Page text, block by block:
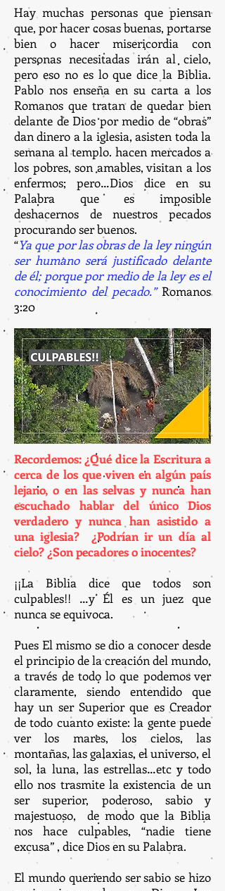
Hay muchas personas que piensan
que, por hacer cosas buenas, portarse
bien o hacer misericordia con
personas necesitadas irán al cielo,
pero eso no es lo que dice la Biblia.
Pablo nos enseña en su carta a los
Romanos que tratan de quedar bien
delante de Dios por medio de “obras”
dan dinero a la iglesia, asisten toda la
semana al templo. hacen mercados a
los pobres, son amables, visitan a los
enfermos; pero…Dios dice en su
Palabra que es imposible
deshacernos de nuestros pecados
procurando ser buenos.
“Ya que por las obras de la ley ningún
ser humano será justificado delante
de él; porque por medio de la ley es el
conocimiento del pecado.” Romanos
3:20
Recordemos: ¿Qué dice la Escritura a
cerca de los que viven en algún país
lejano, o en las selvas y nunca han
escuchado hablar del único Dios
verdadero y nunca han asistido a
una iglesia? ¿Podrían ir un día al
cielo? ¿Son pecadores o inocentes?
¡¡La Biblia dice que todos son
culpables!! …y Él es un juez que
nunca se equivoca.
Pues El mismo se dio a conocer desde
el principio de la creación del mundo,
a través de todo lo que podemos ver
claramente, siendo entendido que
hay un ser Superior que es Creador
de todo cuanto existe: la gente puede
ver los mares, los cielos, las
montañas, las galaxias, el universo, el
sol, la luna, las estrellas…etc y todo
ello nos trasmite la existencia de un
ser superior, poderoso, sabio y
majestuoso, de modo que la Biblia
nos hace culpables, “nadie tiene
excusa” , dice Dios en su Palabra.
El mundo queriendo ser sabio se hizo